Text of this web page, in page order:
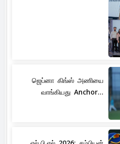
ஜெப்னா கிங்ஸ் அணியை
வாங்கியது Anchor...